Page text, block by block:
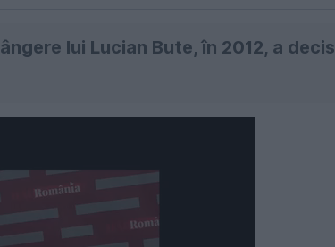
lui Lucian Bute, în 2012, a decis